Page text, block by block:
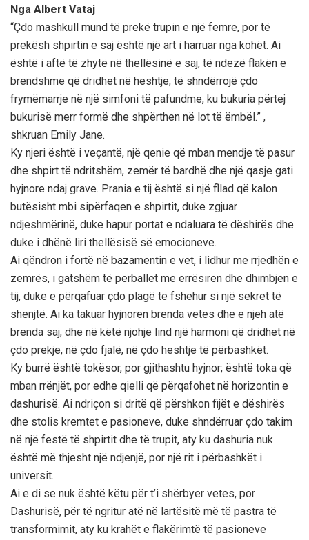
Nga Albert Vataj
“Çdo mashkull mund të prekë trupin e një femre, por të
prekësh shpirtin e saj është një art i harruar nga kohët. Ai
është i aftë të zhytë në thellësinë e saj, të ndezë flakën e
brendshme që dridhet në heshtje, të shndërrojë çdo
frymëmarrje në një simfoni të pafundme, ku bukuria përtej
bukurisë merr formë dhe shpërthen në lot të ëmbël.” ,
shkruan Emily Jane.
Ky njeri është i veçantë, një qenie që mban mendje të pasur
dhe shpirt të ndritshëm, zemër të bardhë dhe një qasje gati
hyjnore ndaj grave. Prania e tij është si një fllad që kalon
butësisht mbi sipërfaqen e shpirtit, duke zgjuar
ndjeshmërinë, duke hapur portat e ndaluara të dëshirës dhe
duke i dhënë liri thellësisë së emocioneve.
Ai qëndron i fortë në bazamentin e vet, i lidhur me rrjedhën e
zemrës, i gatshëm të përballet me errësirën dhe dhimbjen e
tij, duke e përqafuar çdo plagë të fshehur si një sekret të
shenjtë. Ai ka takuar hyjnoren brenda vetes dhe e njeh atë
brenda saj, dhe në këtë njohje lind një harmoni që dridhet në
çdo prekje, në çdo fjalë, në çdo heshtje të përbashkët.
Ky burrë është tokësor, por gjithashtu hyjnor; është toka që
mban rrënjët, por edhe qielli që përqafohet në horizontin e
dashurisë. Ai ndriçon si dritë që përshkon fijët e dëshirës
dhe stolis kremtet e pasioneve, duke shndërruar çdo takim
në një festë të shpirtit dhe të trupit, aty ku dashuria nuk
është më thjesht një ndjenjë, por një rit i përbashkët i
universit.
Ai e di se nuk është këtu për t’i shërbyer vetes, por
Dashurisë, për të ngritur atë në lartësitë më të pastra të
transformimit, aty ku krahët e flakërimtë të pasioneve